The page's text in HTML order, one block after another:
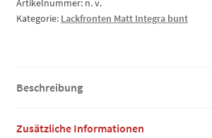
Menge
Artikelnummer: n. v.
Kategorie: Lackfronten Matt Integra bunt
Beschreibung
Zusätzliche Informationen